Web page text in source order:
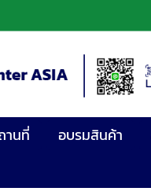
านที่ อบรมสินค้า